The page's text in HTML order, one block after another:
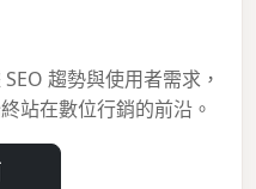
趨勢與使用者需求，
站在數位行銷的前沿。